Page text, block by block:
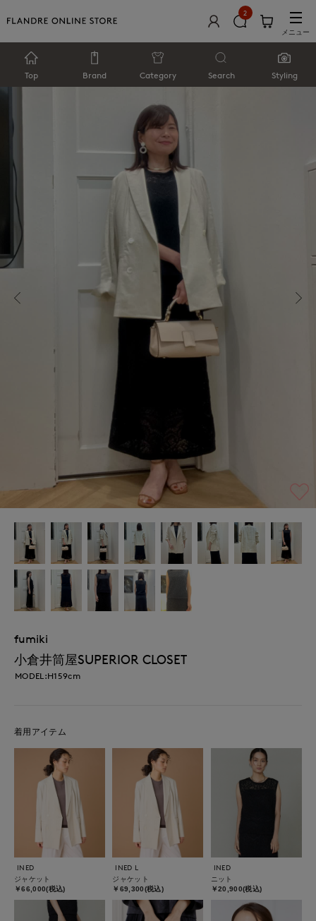
2
メニュー
Top Brand Category Search Styling
fumiki
小倉井筒屋SUPERIOR CLOSET
MODEL:H159cm
着用アイテム
INED
ジャケット
￥66,000(税込)
INED L
ジャケット
￥69,300(税込)
INED
ニット
￥20,900(税込)